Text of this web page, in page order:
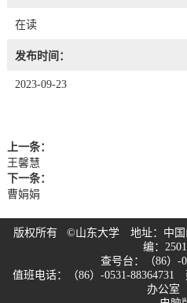
在读
发布时间：
2023-09-23
上一条：
王馨慧
下一条：
曹娟娟
版权所有 ©山东大学 地址：中国
编：
查号台：（86）-
值班电话：（86）-0531-
办公